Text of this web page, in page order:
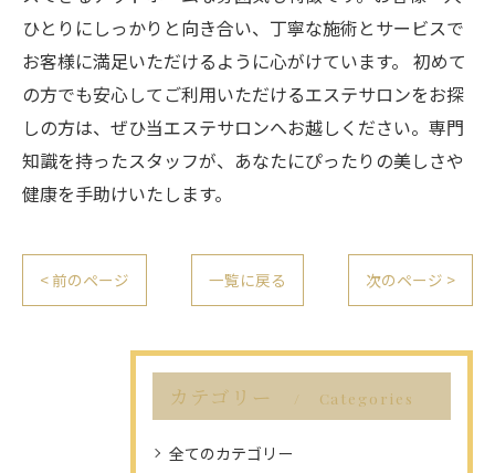
ひとりにしっかりと向き合い、丁寧な施術とサービスで
お客様に満足いただけるように心がけています。 初めて
の方でも安心してご利用いただけるエステサロンをお探
しの方は、ぜひ当エステサロンへお越しください。専門
知識を持ったスタッフが、あなたにぴったりの美しさや
健康を手助けいたします。
< 前のページ 一覧に戻る 次のページ >
カテゴリー Categories
全てのカテゴリー